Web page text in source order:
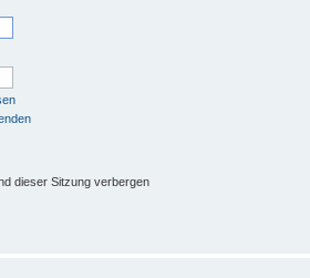
dieser Sitzung verbergen